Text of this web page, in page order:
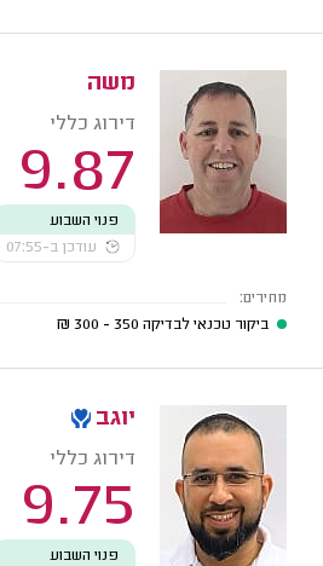
משה
דירוג כללי
9.87
פנוי השבוע
עודכן ב-07:55
מחירים:
ביקור טכנאי לבדיקה 350 - 300
₪
יוגב
דירוג כללי
9.75
פנוי השבוע